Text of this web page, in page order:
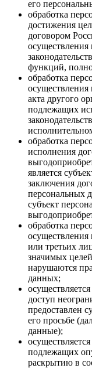
его
обработка
достижения
договором
функций,
обработка
осуществления
акта другого
подлежащих
обработка
исполнения
является
заключения
персональных
субъект
обработка
осуществления
или третьих
значимых
нарушаются
данных;
доступ
предоставлен
его просьбе
данные);
подлежащих
раскрытию в